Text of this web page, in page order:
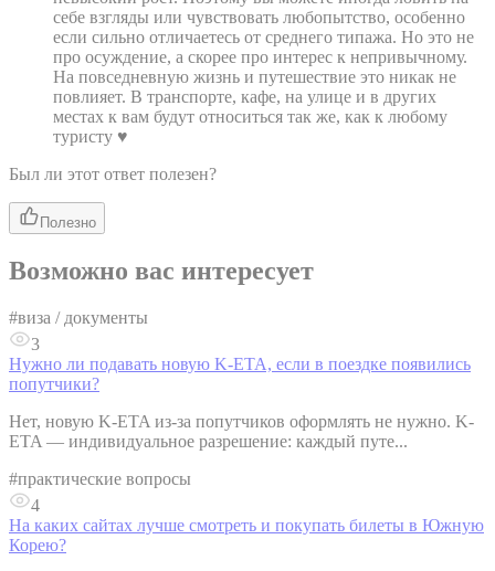
себе взгляды или чувствовать любопытство, особенно
если сильно отличаетесь от среднего типажа. Но это не
про осуждение, а скорее про интерес к непривычному.
На повседневную жизнь и путешествие это никак не
повлияет. В транспорте, кафе, на улице и в других
местах к вам будут относиться так же, как к любому
туристу ♥
Был ли этот ответ полезен?
Полезно
Возможно вас интересует
#виза / документы
3
Нужно ли подавать новую K-ETA, если в поездке появились
попутчики?
Нет, новую K-ETA из-за попутчиков оформлять не нужно. K-
ETA — индивидуальное разрешение: каждый путе...
#практические вопросы
4
На каких сайтах лучше смотреть и покупать билеты в Южную
Корею?